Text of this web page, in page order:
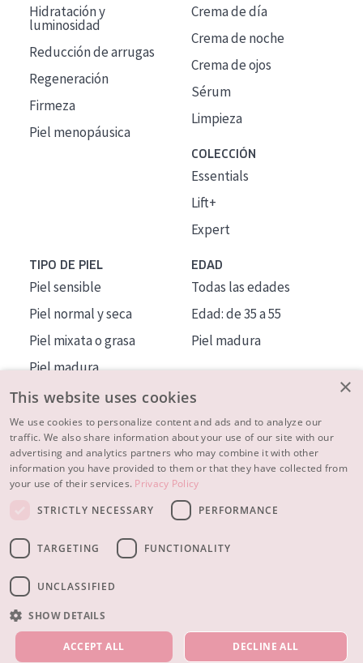
NUESTROS PRODUCTOS
Hidratación y
luminosidad
Reducción de arrugas
Regeneración
Firmeza
Piel menopáusica
Crema de día
Crema de noche
Crema de ojos
Sérum
Limpieza
COLECCIÓN
Essentials
Lift+
Expert
TIPO DE PIEL
Piel sensible
Piel normal y seca
Piel mixata o grasa
Piel madura
Piel expuesta al sol
Piel menopáusica
EDAD
Todas las edades
Edad: de 35 a 55
Piel madura
MÁS SOBRE NOSOTROS
INSPIRACIÓN
CONTACTO
© 2023 - 2026 Diadermine
×
This website uses cookies
We use cookies to personalize content and ads and to analyze our
traffic. We also share information about your use of our site with our
advertising and analytics partners who may combine it with other
information you have provided to them or that they have collected from
your use of their services. Privacy Policy
STRICTLY NECESSARY
PERFORMANCE
TARGETING FUNCTIONALITY
UNCLASSIFIED
SHOW DETAILS
ACCEPT ALL DECLINE ALL